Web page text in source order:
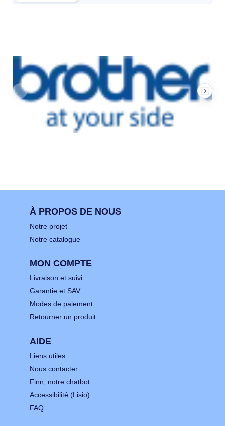
À PROPOS DE NOUS
Notre projet
Notre catalogue
MON COMPTE
Livraison et suivi
Garantie et SAV
Modes de paiement
Retourner un produit
AIDE
Liens utiles
Nous contacter
Finn, notre chatbot
Accessibilité (Lisio)
FAQ